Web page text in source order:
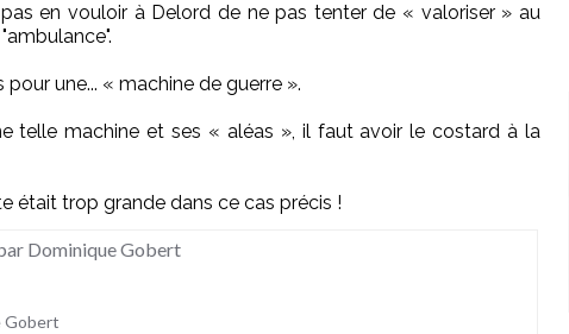
en vouloir à Delord de ne pas tenter de « valoriser » au
pour une... « machine de guerre ».
telle machine et ses « aléas », il faut avoir le costard à la
était trop grande dans ce cas précis !
Dominique Gobert
Gobert